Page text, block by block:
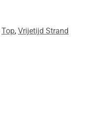
Top, Vrijetijd Strand